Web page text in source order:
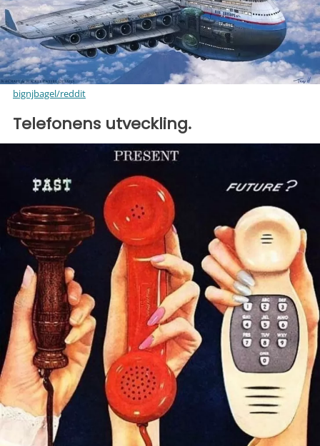
bignjbagel/reddit
Telefonens utveckling.